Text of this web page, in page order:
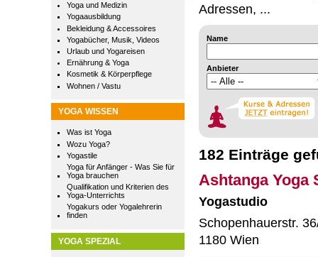
Yoga und Medizin
Yogaausbildung
Bekleidung & Accessoires
Yogabücher, Musik, Videos
Urlaub und Yogareisen
Ernährung & Yoga
Kosmetik & Körperpflege
Wohnen / Vastu
YOGA WISSEN
Was ist Yoga
Wozu Yoga?
Yogastile
Yoga für Anfänger - Was Sie für
Yoga brauchen
Qualifikation und Kriterien des
Yoga-Unterrichts
Yogakurs oder Yogalehrerin
finden
YOGA SPEZIAL
Adressen, ...
Name
Anbieter
182 Einträge
Ashtanga Yoga
Yogastudio
Schopenhauerstr.
1180 Wien